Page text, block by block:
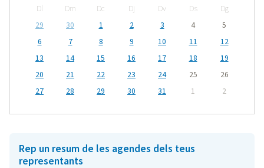
Dl Dm Dc Dj Dv Ds
Dg
29
30 1 2 3 4
5
6
7 8 9 10 11
12
13
14 15 16 17 18
19
20
21 22 23 24 25
26
27
28 29 30 31 1 2
Rep un resum de les agendes dels teus
representants